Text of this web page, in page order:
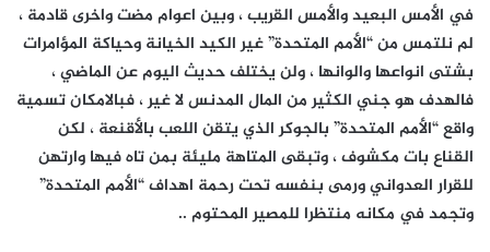
في الأمس البعيد والأمس القريب ، وبين اعوام مضت واخرى قادمة ،
لم نلتمس من “الأمم المتحدة” غير الكيد الخيانة وحياكة المؤامرات
بشتى انواعها والوانها ، ولن يختلف حديث اليوم عن الماضي ،
فالهدف هو جني الكثير من المال المدنس لا غير ، فبالامكان تسمية
واقع “الأمم المتحدة” بالجوكر الذي يتقن اللعب بالأقنعة ، لكن
القناع بات مكشوف ، وتبقى المتاهة مليئة بمن تاه فيها وارتهن
للقرار العدواني ورمى بنفسه تحت رحمة اهداف “الأمم المتحدة”
وتجمد في مكانه منتظرا للمصير المحتوم ..